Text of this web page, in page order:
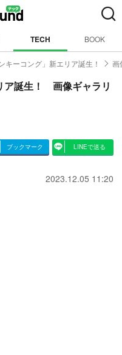
TECH BOOK
キーコング」新エリア誕生！ 画
ア誕生！ 画像ギャラリ
ブックマーク LINEで送る
2023.12.05 11:20